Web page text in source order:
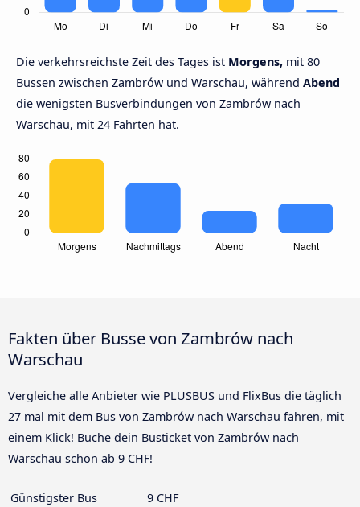
Die verkehrsreichste Zeit des Tages ist Morgens, mit 80
Bussen zwischen Zambrów und Warschau, während Abend
die wenigsten Busverbindungen von Zambrów nach
Warschau, mit 24 Fahrten hat.
Fakten über Busse von Zambrów nach
Warschau
Vergleiche alle Anbieter wie PLUSBUS und FlixBus die täglich
27 mal mit dem Bus von Zambrów nach Warschau fahren, mit
einem Klick! Buche dein Busticket von Zambrów nach
Warschau schon ab 9 CHF!
Günstigster Bus
9 CHF